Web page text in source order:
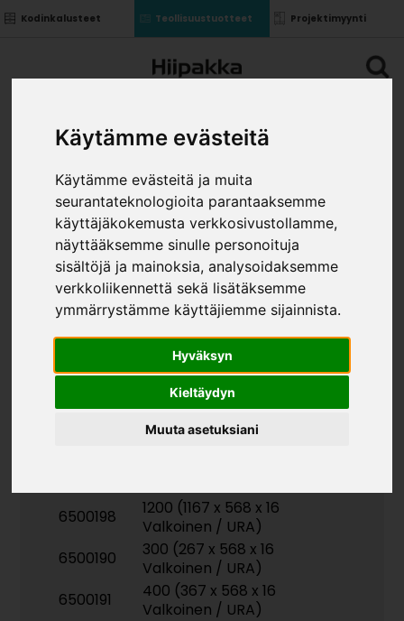
Käytämme evästeitä
Käytämme evästeitä ja muita
seurantateknologioita parantaaksemme
käyttäjäkokemusta verkkosivustollamme,
näyttääksemme sinulle personoituja
sisältöjä ja mainoksia, analysoidaksemme
verkkoliikennettä sekä lisätäksemme
ymmärrystämme käyttäjiemme sijainnista.
Hyväksyn
Kieltäydyn
Muuta asetuksiani
Kodinkalusteet Teollisuustuotteet Projektimyynti
KOMERON KANSI KOST.KEST.
Teollisuustuotteet » »
Komponentit uralla » Komeron kansi kost.kest.
VÄRI
6500198
1200 (1167 x 568 x 16
Valkoinen / URA)
6500190
300 (267 x 568 x 16
Valkoinen / URA)
6500191
400 (367 x 568 x 16
Valkoinen / URA)